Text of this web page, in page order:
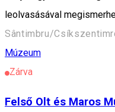
leolvasásával
Sântimbru/
Múzeum
Zárva
Felső Olt és Maros